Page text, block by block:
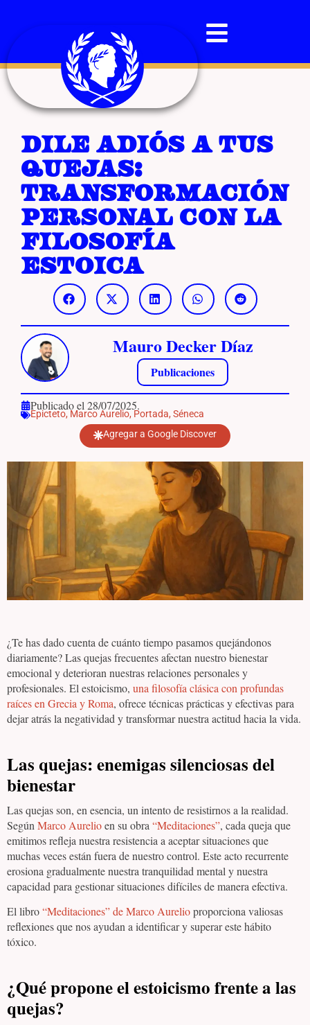
Dile adiós a tus
quejas:
transformación
personal con la
filosofía
estoica
Mauro Decker Díaz
Publicaciones
Publicado el 28/07/2025.
Epicteto, Marco Aurelio, Portada, Séneca
Agregar a Google Discover
¿Te has dado cuenta de cuánto tiempo pasamos quejándonos
diariamente? Las quejas frecuentes afectan nuestro bienestar
emocional y deterioran nuestras relaciones personales y
profesionales. El estoicismo, una filosofía clásica con profundas
raíces en Grecia y Roma, ofrece técnicas prácticas y efectivas para
dejar atrás la negatividad y transformar nuestra actitud hacia la vida.
Las quejas: enemigas silenciosas del
bienestar
Las quejas son, en esencia, un intento de resistirnos a la realidad.
Según Marco Aurelioen su obra “Meditaciones”, cada queja que
emitimos refleja nuestra resistencia a aceptar situaciones que
muchas veces están fuera de nuestro control. Este acto recurrente
erosiona gradualmente nuestra tranquilidad mental y nuestra
capacidad para gestionar situaciones difíciles de manera efectiva.
El libro“Meditaciones” de Marco Aurelioproporciona valiosas
reflexiones que nos ayudan a identificar y superar este hábito
tóxico.
¿Qué propone el estoicismo frente a las
quejas?